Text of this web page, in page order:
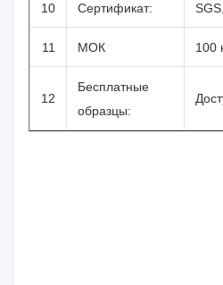
10 Сертификат:
11 МОК 100
12
Бесплатные
образцы: